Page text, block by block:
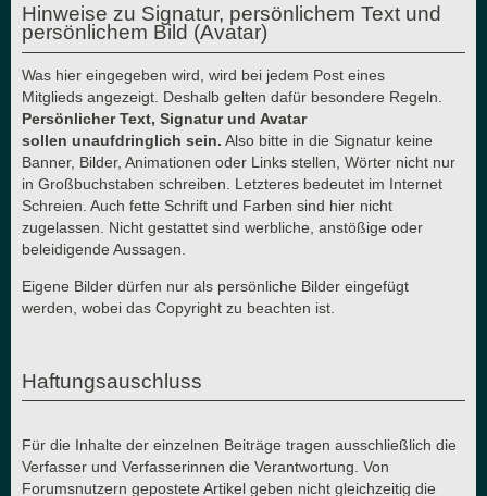
Hinweise zu Signatur, persönlichem Text und
persönlichem Bild (Avatar)
Was hier eingegeben wird, wird bei jedem Post eines
Mitglieds angezeigt. Deshalb gelten dafür besondere Regeln.
Persönlicher Text, Signatur und Avatar
sollen unaufdringlich sein. Also bitte in die Signatur keine
Banner, Bilder, Animationen oder Links stellen, Wörter nicht nur
in Großbuchstaben schreiben. Letzteres bedeutet im Internet
Schreien. Auch fette Schrift und Farben sind hier nicht
zugelassen. Nicht gestattet sind werbliche, anstößige oder
beleidigende Aussagen.
Eigene Bilder dürfen nur als persönliche Bilder eingefügt
werden, wobei das Copyright zu beachten ist.
Haftungsauschluss
Für die Inhalte der einzelnen Beiträge tragen ausschließlich die
Verfasser und Verfasserinnen die Verantwortung. Von
Forumsnutzern gepostete Artikel geben nicht gleichzeitig die